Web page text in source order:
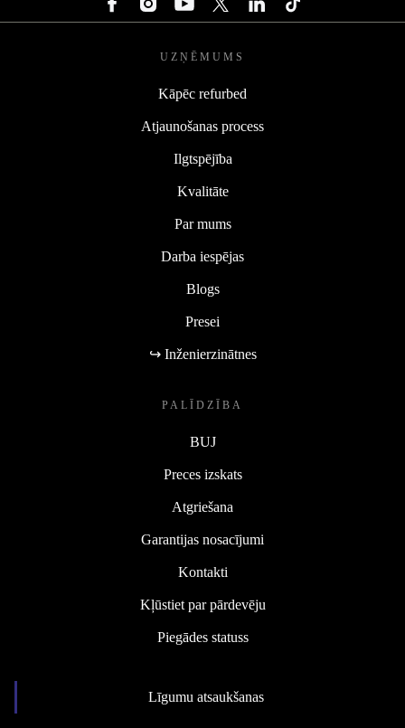
UZŅĒMUMS
Kāpēc refurbed
Atjaunošanas process
Ilgtspējība
Kvalitāte
Par mums
Darba iespējas
Blogs
Presei
↪ Inženierzinātnes
PALĪDZĪBA
BUJ
Preces izskats
Atgriešana
Garantijas nosacījumi
Kontakti
Kļūstiet par pārdevēju
Piegādes statuss
Līgumu atsaukšanas